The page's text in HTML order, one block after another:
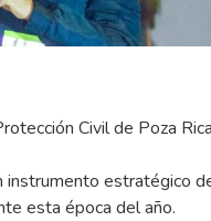
Civil de Poza
instrumento estratégico
esta época del año.